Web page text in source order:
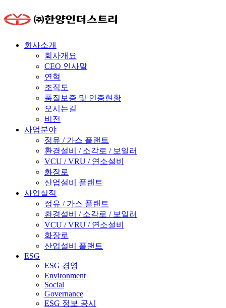
회사소개
회사개요
CEO 인사말
연혁
조직도
품질보증 및 인증현황
오시는길
비전
사업분야
정유 / 가스 플랜트
환경설비 / 소각로 / 보일러
VCU / VRU / 연소설비
화장로
산업설비 플랜트
사업실적
정유 / 가스 플랜트
환경설비 / 소각로 / 보일러
VCU / VRU / 연소설비
화장로
산업설비 플랜트
ESG
ESG 경영
Environment
Social
Governance
ESG 정보 공시